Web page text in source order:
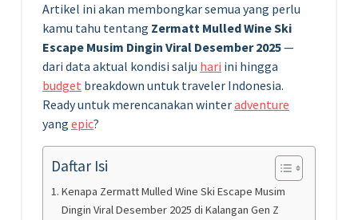
Artikel ini akan membongkar semua yang perlu
kamu tahu tentang Zermatt Mulled Wine Ski
Escape Musim Dingin Viral Desember 2025—
dari data aktual kondisi salju hari ini hingga
budget breakdown untuk traveler Indonesia.
Ready untuk merencanakan winteradventure
yang epic?
Daftar Isi
Kenapa Zermatt Mulled Wine Ski Escape Musim
Dingin Viral Desember 2025 di Kalangan Gen Z